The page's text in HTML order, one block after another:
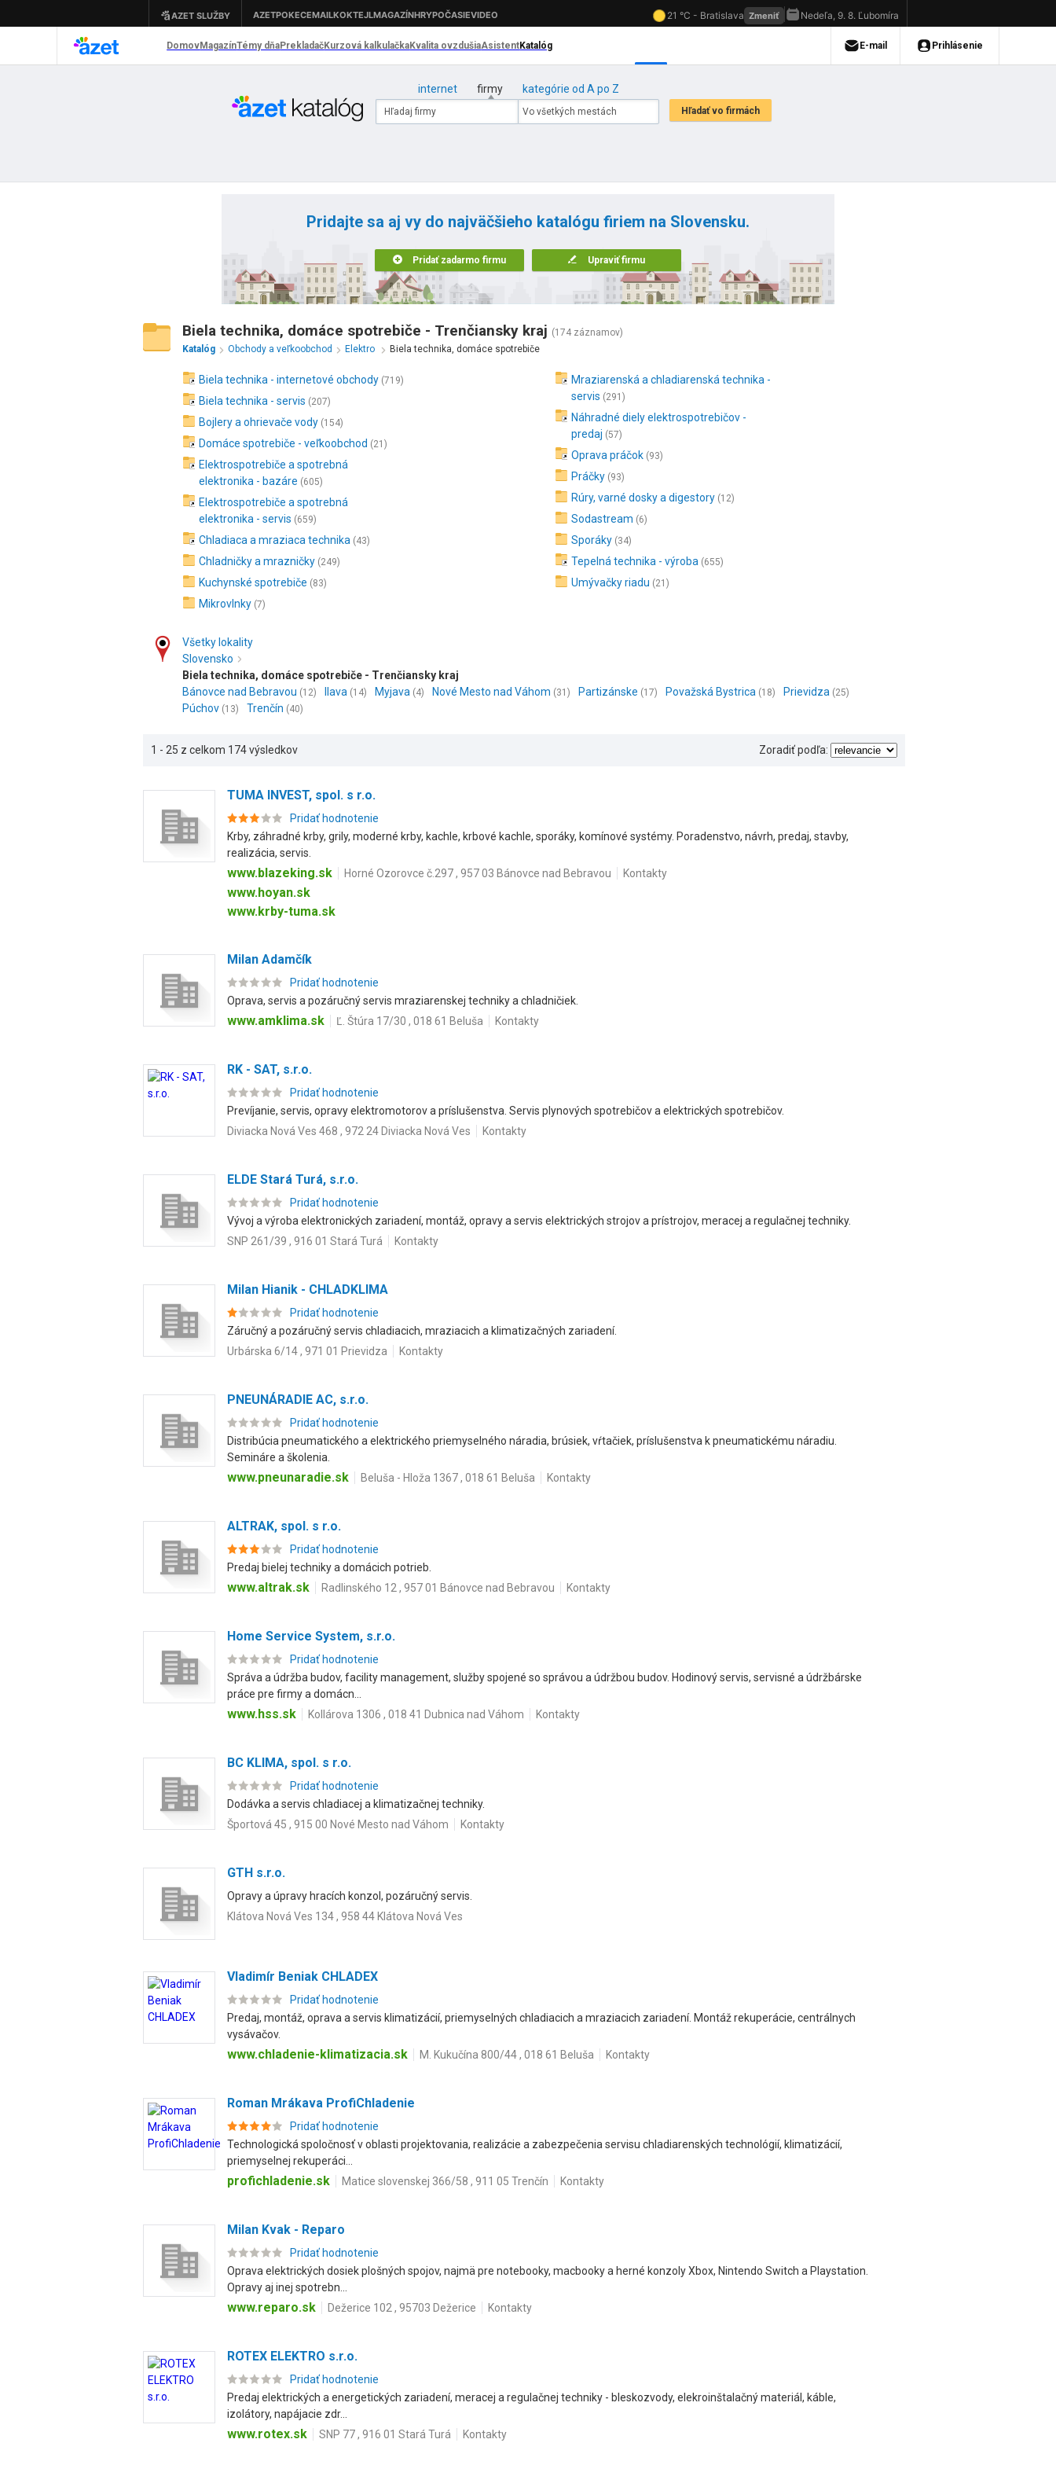
internet firmy kategórie od A po Z
Pridajte sa aj vy do najväčšieho katalógu firiem na Slovensku.
Pridať zadarmo firmu Upraviť firmu
Biela technika, domáce spotrebiče - Trenčiansky kraj (174 záznamov)
Katalóg
Obchody a veľkoobchod Elektro Biela technika, domáce spotrebiče
Biela technika - internetové obchody (719)
Biela technika - servis (207)
Bojlery a ohrievače vody (154)
Domáce spotrebiče - veľkoobchod (21)
Elektrospotrebiče a spotrebná
elektronika - bazáre (605)
Elektrospotrebiče a spotrebná
elektronika - servis (659)
Chladiaca a mraziaca technika (43)
Chladničky a mrazničky (249)
Kuchynské spotrebiče (83)
Mikrovlnky (7)
Mraziarenská a chladiarenská technika -
servis (291)
Náhradné diely elektrospotrebičov -
predaj (57)
Oprava práčok (93)
Práčky (93)
Rúry, varné dosky a digestory (12)
Sodastream (6)
Sporáky (34)
Tepelná technika - výroba (655)
Umývačky riadu (21)
Všetky lokality
Slovensko
Biela technika, domáce spotrebiče - Trenčiansky kraj
Bánovce nad Bebravou (12) Ilava (14) Myjava (4) Nové Mesto nad Váhom (31) Partizánske (17) Považská Bystrica (18) Prievidza (25)
Púchov (13) Trenčín (40)
1 - 25 z celkom 174 výsledkov Zoradiť podľa:
TUMA INVEST, spol. s r.o.
Pridať hodnotenie
Krby, záhradné krby, grily, moderné krby, kachle, krbové kachle, sporáky, komínové systémy. Poradenstvo, návrh, predaj, stavby,
realizácia, servis.
www.blazeking.sk Horné Ozorovce č.297 , 957 03 Bánovce nad Bebravou Kontakty
www.hoyan.sk
www.krby-tuma.sk
Milan Adamčík
Pridať hodnotenie
Oprava, servis a pozáručný servis mraziarenskej techniky a chladničiek.
www.amklima.sk Ľ. Štúra 17/30 , 018 61 Beluša Kontakty
RK - SAT, s.r.o.
Pridať hodnotenie
Prevíjanie, servis, opravy elektromotorov a príslušenstva. Servis plynových spotrebičov a elektrických spotrebičov.
Diviacka Nová Ves 468 , 972 24 Diviacka Nová Ves
Kontakty
ELDE Stará Turá, s.r.o.
Pridať hodnotenie
Vývoj a výroba elektronických zariadení, montáž, opravy a servis elektrických strojov a prístrojov, meracej a regulačnej techniky.
SNP 261/39 , 916 01 Stará Turá
Kontakty
Milan Hianik - CHLADKLIMA
Pridať hodnotenie
Záručný a pozáručný servis chladiacich, mraziacich a klimatizačných zariadení.
Urbárska 6/14 , 971 01 Prievidza
Kontakty
PNEUNÁRADIE AC, s.r.o.
Pridať hodnotenie
Distribúcia pneumatického a elektrického priemyselného náradia, brúsiek, vŕtačiek, príslušenstva k pneumatickému náradiu.
Semináre a školenia.
www.pneunaradie.sk Beluša - Hloža 1367 , 018 61 Beluša Kontakty
ALTRAK, spol. s r.o.
Pridať hodnotenie
Predaj bielej techniky a domácich potrieb.
www.altrak.sk Radlinského 12 , 957 01 Bánovce nad Bebravou Kontakty
Home Service System, s.r.o.
Pridať hodnotenie
Správa a údržba budov, facility management, služby spojené so správou a údržbou budov. Hodinový servis, servisné a údržbárske
práce pre firmy a domácn...
www.hss.sk Kollárova 1306 , 018 41 Dubnica nad Váhom Kontakty
BC KLIMA, spol. s r.o.
Pridať hodnotenie
Dodávka a servis chladiacej a klimatizačnej techniky.
Športová 45 , 915 00 Nové Mesto nad Váhom
Kontakty
GTH s.r.o.
Opravy a úpravy hracích konzol, pozáručný servis.
Klátova Nová Ves 134 , 958 44 Klátova Nová Ves
Vladimír Beniak CHLADEX
Pridať hodnotenie
Predaj, montáž, oprava a servis klimatizácií, priemyselných chladiacich a mraziacich zariadení. Montáž rekuperácie, centrálnych
vysávačov.
www.chladenie-klimatizacia.sk M. Kukučína 800/44 , 018 61 Beluša Kontakty
Roman Mrákava ProfiChladenie
Pridať hodnotenie
Technologická spoločnosť v oblasti projektovania, realizácie a zabezpečenia servisu chladiarenských technológií, klimatizácií,
priemyselnej rekuperáci...
profichladenie.sk Matice slovenskej 366/58 , 911 05 Trenčín Kontakty
Milan Kvak - Reparo
Pridať hodnotenie
Oprava elektrických dosiek plošných spojov, najmä pre notebooky, macbooky a herné konzoly Xbox, Nintendo Switch a Playstation.
Opravy aj inej spotrebn...
www.reparo.sk Dežerice 102 , 95703 Dežerice Kontakty
ROTEX ELEKTRO s.r.o.
Pridať hodnotenie
Predaj elektrických a energetických zariadení, meracej a regulačnej techniky - bleskozvody, elekroinštalačný materiál, káble,
izolátory, napájacie zdr...
www.rotex.sk SNP 77 , 916 01 Stará Turá Kontakty